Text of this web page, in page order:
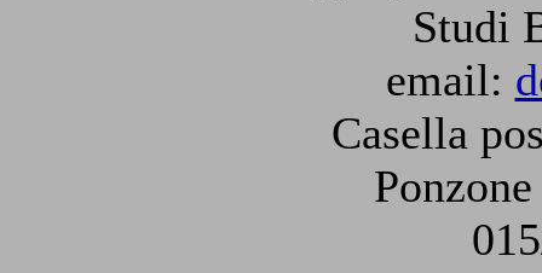
Studi
email:
Casella